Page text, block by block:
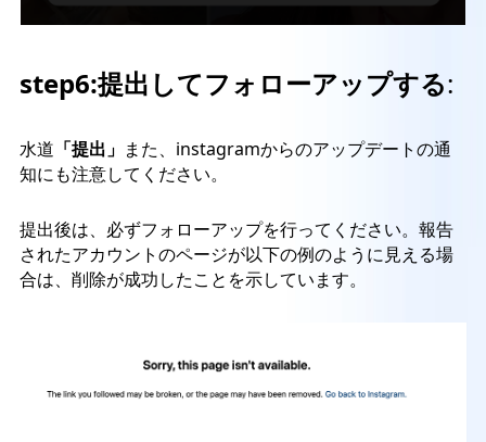
step6:提出してフォローアップする:
水道 「提出」 また、instagramからのアップデートの通
知にも注意してください。
提出後は、必ずフォローアップを行ってください。報告
されたアカウントのページが以下の例のように見える場
合は、削除が成功したことを示しています。